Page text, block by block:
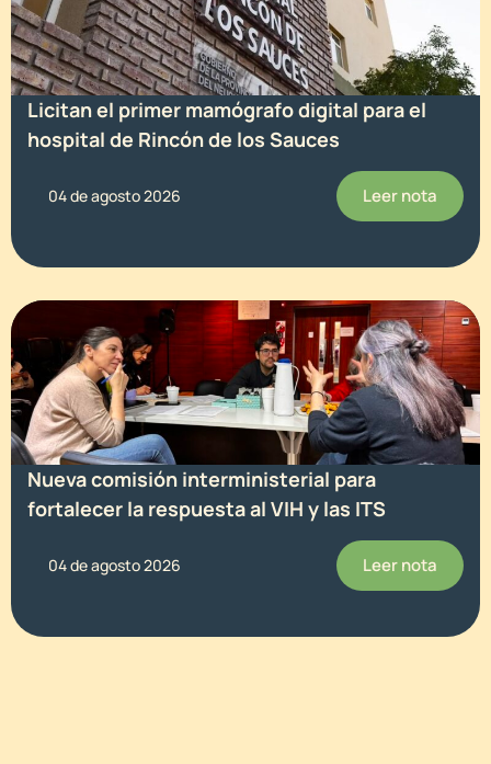
Licitan el primer mamógrafo digital para el
hospital de Rincón de los Sauces
04 de agosto 2026 Leer nota
Nueva comisión interministerial para
fortalecer la respuesta al VIH y las ITS
04 de agosto 2026 Leer nota